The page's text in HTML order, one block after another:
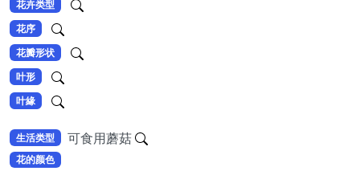
花卉类型
花序
花瓣形状
叶形
叶緣
生活类型 可食用蘑菇
花的颜色